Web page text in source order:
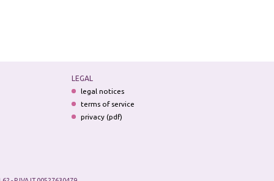
LEGAL
legal notices
terms of service
privacy (pdf)